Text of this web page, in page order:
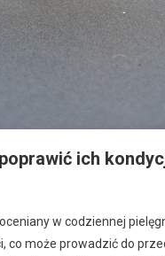
ich
w codziennej
może prowadzić do